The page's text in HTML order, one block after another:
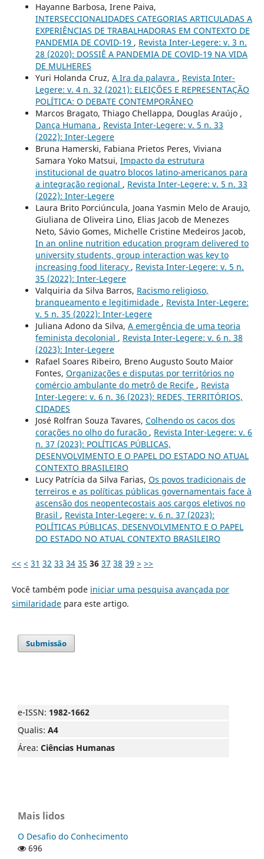
Hayanne Barbosa, Irene Paiva,
INTERSECCIONALIDADES CATEGORIAS ARTICULADAS A
EXPERIÊNCIAS DE TRABALHADORAS EM CONTEXTO DE
PANDEMIA DE COVID-19 , Revista Inter-Legere: v. 3 n.
28 (2020): DOSSIÊ A PANDEMIA DE COVID-19 NA VIDA
DE MULHERES
Yuri Holanda Cruz, A Ira da palavra , Revista Inter-
Legere: v. 4 n. 32 (2021): ELEIÇÕES E REPRESENTAÇÃO
POLÍTICA: O DEBATE CONTEMPORÂNEO
Marcos Bragato, Thiago Chellappa, Douglas Araújo ,
Dança Humana , Revista Inter-Legere: v. 5 n. 33
(2022): Inter-Legere
Bruna Hamerski, Fabiana Prietos Peres, Viviana
Samara Yoko Matsui, Impacto da estrutura
institucional de quatro blocos latino-americanos para
a integração regional , Revista Inter-Legere: v. 5 n. 33
(2022): Inter-Legere
Laura Brito Porciúncula, Joana Yasmin Melo de Araujo,
Giuliana de Oliveira Lino, Elias Jacob de Menezes
Neto, Sávio Gomes, Michelle Cristine Medeiros Jacob,
In an online nutrition education program delivered to
university students, group interaction was key to
increasing food literacy , Revista Inter-Legere: v. 5 n.
35 (2022): Inter-Legere
Valquiria da Silva Barros, Racismo religioso,
branqueamento e legitimidade , Revista Inter-Legere:
v. 5 n. 35 (2022): Inter-Legere
Juliana Adono da Silva, A emergência de uma teoria
feminista decolonial , Revista Inter-Legere: v. 6 n. 38
(2023): Inter-Legere
Rafael Soares Ribeiro, Breno Augusto Souto Maior
Fontes, Organizações e disputas por territórios no
comércio ambulante do metrô de Recife , Revista
Inter-Legere: v. 6 n. 36 (2023): REDES, TERRITÓRIOS,
CIDADES
José Rolfran Souza Tavares, Colhendo os cacos dos
corações no olho do furacão , Revista Inter-Legere: v. 6
n. 37 (2023): POLÍTICAS PÚBLICAS,
DESENVOLVIMENTO E O PAPEL DO ESTADO NO ATUAL
CONTEXTO BRASILEIRO
Lucy Patrícia da Silva Farias, Os povos tradicionais de
terreiros e as políticas públicas governamentais face à
ascensão dos neopentecostais aos cargos eletivos no
Brasil , Revista Inter-Legere: v. 6 n. 37 (2023):
POLÍTICAS PÚBLICAS, DESENVOLVIMENTO E O PAPEL
DO ESTADO NO ATUAL CONTEXTO BRASILEIRO
<< < 31 32 33 34 35 36 37 38 39 > >>
Você também pode iniciar uma pesquisa avançada por
similaridadepara este artigo.
Submissão
e-ISSN: 1982-1662
Qualis: A4
Área: Ciências Humanas
Mais lidos
O Desafio do Conhecimento
696